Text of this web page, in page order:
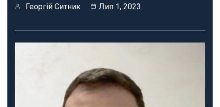
Георгій Ситник Лип 1, 2023